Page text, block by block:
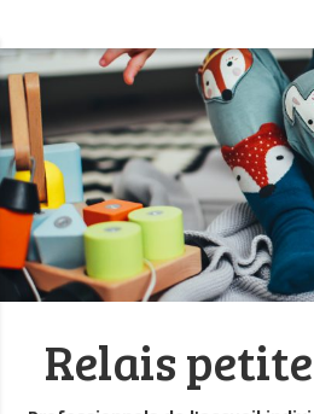
Relais